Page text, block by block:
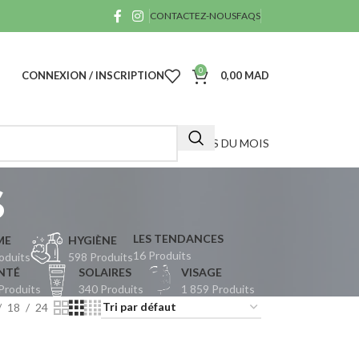
CONTACTEZ-NOUSFAQS
CONNEXION / INSCRIPTION 0 0,00 MAD
OFFRES DU MOIS
HYGIÈNE
598 Produits
LES TENDANCES
16 Produits
SOLAIRES
340 Produits
VISAGE
1 859 Produits
18 24